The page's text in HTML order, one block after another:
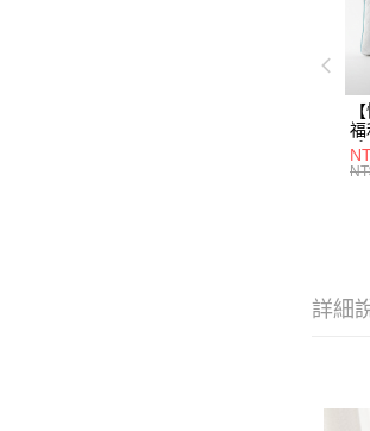
福
詳細